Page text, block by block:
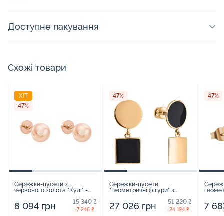
Доступне пакування
Схожі товари
ХІТ
47%
Сережки-пусети з
червоного золота "Кулі" -
8 094 грн 15 340 ₴
-7 246 ₴
47%
Сережки-пусети
"Геометричні фігури" з
та підвісом - 1614827
27 026 грн 51 220 ₴
-24 194 ₴
47%
7